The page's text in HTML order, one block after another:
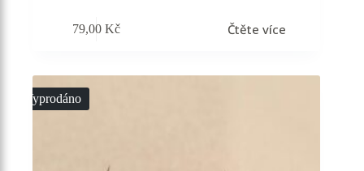
79,00Kč Čtěte více
Vyprodáno